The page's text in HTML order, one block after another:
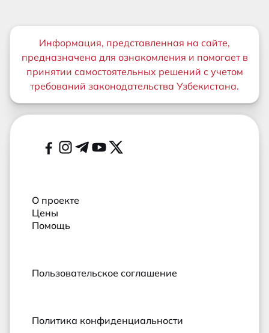
Важная информация
Информация, представленная на сайте,
предназначена для ознакомления и помогает в
принятии самостоятельных решений с учетом
требований законодательства Узбекистана.
Дополнительные ссылки
Социальные сети
О проекте
Цены
Помощь
Пользовательское соглашение
Политика конфиденциальности